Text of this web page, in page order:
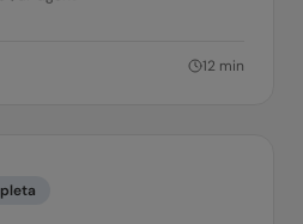
12 min